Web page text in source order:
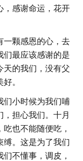
，感谢命运，花开
一颗感恩的心，去
们最应该感谢的是
天的我们，没有父
。
们小时候为我们哺
担心我们。十月
也不能随便吃，
缚。这是为了我们
不懂事，调皮，